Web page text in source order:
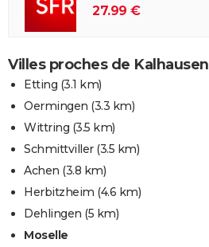
27.99 €
Villes proches de Kalhausen
Etting (3.1 km)
Oermingen (3.3 km)
Wittring (3.5 km)
Schmittviller(3.5 km)
Achen (3.8 km)
Herbitzheim (4.6 km)
Dehlingen (5 km)
Moselle